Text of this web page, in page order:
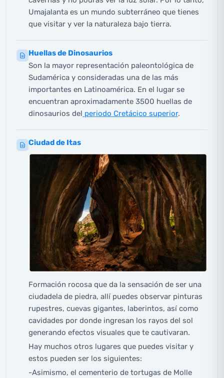
Umajalanta es un mundo subterráneo que tienes
que visitar y ver la naturaleza bajo tierra.
Huellas de Dinosaurios
Son la mayor representación paleontológica de
Sudamérica y consideradas una de las más
importantes en Latinoamérica. En el lugar se
encuentran aproximadamente 3500 huellas de
dinosaurios del periodo Cretácico superior.
Ciudad de Itas
Formación rocosa que da la sensación de ser una
ciudadela de piedra, allí puedes observar pinturas
rupestres, cuevas gigantes, laberintos, así como
cavidades por donde ingresan los rayos del sol
generando efectos visuales que te cautivaran.
Hay muchos otros lugares que puedes visitar y
estos pueden ser los siguientes:
-Asimismo, el cementerio de tortugas de Molle